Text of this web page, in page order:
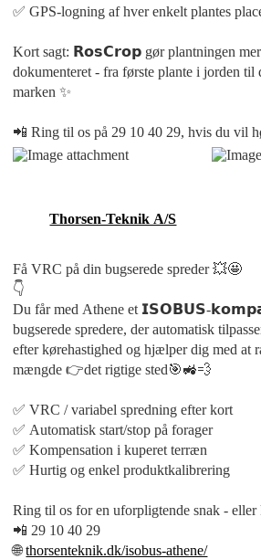
✅ GPS-logning af hver enkelt plantes
Kort sagt: 𝗥𝗼𝘀𝗖𝗿𝗼𝗽 gør plantningen
dokumenteret - fra første plante i jorden til
marken ✨
📲 Ring til os på 29 10 40 29, hvis du vil
Thorsen-Teknik A/S
Få VRC på din bugserede spreder 💥🤩
👇
Du får med Athene et 𝗜𝗦𝗢𝗕𝗨𝗦-
bugserede spredere, der automatisk
efter kørehastighed og hjælper dig med at
mængde 👉det rigtige sted🎯🚜💨
✅ VRC / variabel spredning efter kort
✅ Automatisk start/stop på forager
✅ Kompensation i kuperet terræn
✅ Hurtig og enkel produktkalibrering
Ring til os for en uforpligtende snak -
📲 29 10 40 29
🌐thorsenteknik.dk/isobus-athene/